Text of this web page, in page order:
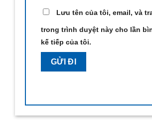
Lưu tên của tôi, email, và
trong trình duyệt này cho lần
kế tiếp của tôi.